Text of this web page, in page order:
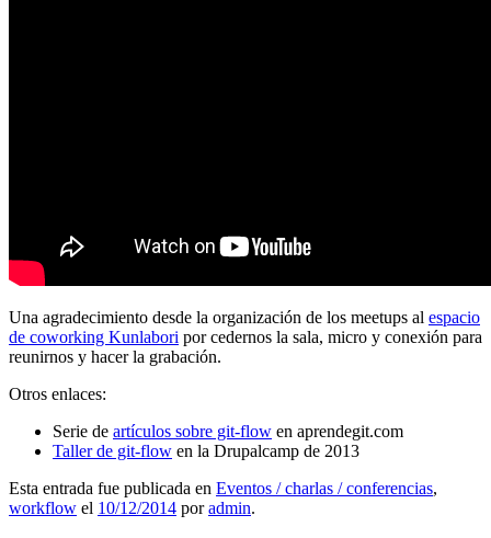
Una agradecimiento desde la organización de los meetups al espacio
de coworking Kunlabori por cedernos la sala, micro y conexión para
reunirnos y hacer la grabación.
Otros enlaces:
Serie de artículos sobre git-flow en aprendegit.com
Taller de git-flow en la Drupalcamp de 2013
Esta entrada fue publicada en Eventos / charlas / conferencias,
workflow el 10/12/2014 poradmin.